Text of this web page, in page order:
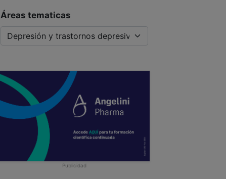
Áreas tematicas
Publicidad